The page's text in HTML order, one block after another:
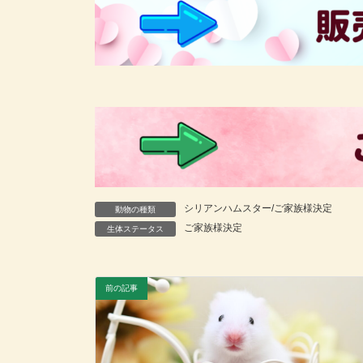
動物の種類 シリアンハムスター/ご家族様決定
生体ステータス ご家族様決定
前の記事